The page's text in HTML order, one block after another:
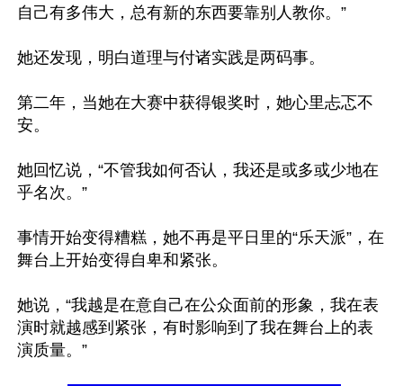
自己有多伟大，总有新的东西要靠别人教你。”
她还发现，明白道理与付诸实践是两码事。
第二年，当她在大赛中获得银奖时，她心里忐忑不
安。
她回忆说，“不管我如何否认，我还是或多或少地在
乎名次。”
事情开始变得糟糕，她不再是平日里的“乐天派”，在
舞台上开始变得自卑和紧张。
她说，“我越是在意自己在公众面前的形象，我在表
演时就越感到紧张，有时影响到了我在舞台上的表
演质量。”